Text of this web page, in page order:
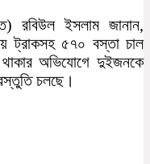
রবিউল ইসলাম জানান,
ট্রাকসহ ৫৭০ বস্তা চাল
অভিযোগে দুইজনকে
চলছে।